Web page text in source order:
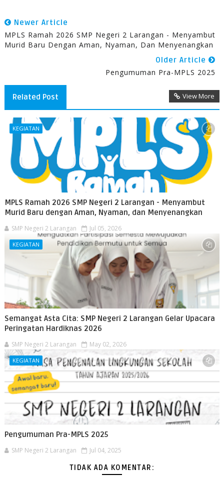
Newer Article
MPLS Ramah 2026 SMP Negeri 2 Larangan - Menyambut
Murid Baru Dengan Aman, Nyaman, Dan Menyenangkan
Older Article
Pengumuman Pra-MPLS 2025
Related Post View More
KEGIATAN
MPLS Ramah 2026 SMP Negeri 2 Larangan - Menyambut
Murid Baru dengan Aman, Nyaman, dan Menyenangkan
SMP Negeri 2 Larangan Jul 05, 2026
KEGIATAN
Semangat Asta Cita: SMP Negeri 2 Larangan Gelar Upacara
Peringatan Hardiknas 2026
SMP Negeri 2 Larangan May 02, 2026
KEGIATAN
Pengumuman Pra-MPLS 2025
SMP Negeri 2 Larangan Jul 04, 2025
TIDAK ADA KOMENTAR: